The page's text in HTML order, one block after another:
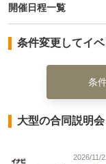
開催日程一覧
条件変更してイ
条
大型の合同説明会
2026/11/